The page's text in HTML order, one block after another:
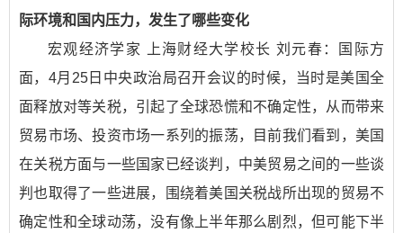
际环境和国内压力，发生了哪些变化
宏观经济学家 上海财经大学校长 刘元春：
国际方
面，4月25日中央政治局召开会议的时候，当时是美国全
面释放对等关税，引起了全球恐慌和不确定性，从而带来
贸易市场、投资市场一系列的振荡，目前我们看到，美国
在关税方面与一些国家已经谈判，中美贸易之间的一些谈
判也取得了一些进展，围绕着美国关税战所出现的贸易不
确定性和全球动荡，没有像上半年那么剧烈，但可能下半